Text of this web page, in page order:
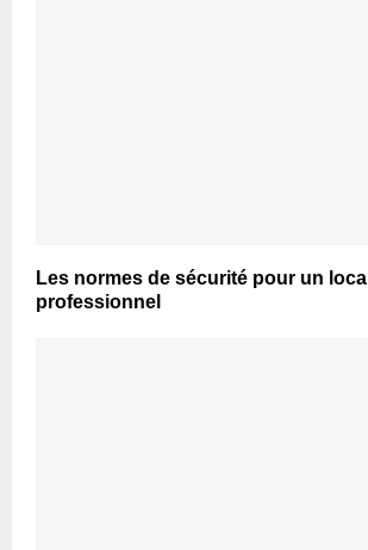
Les normes de sécurité pour un local
professionnel